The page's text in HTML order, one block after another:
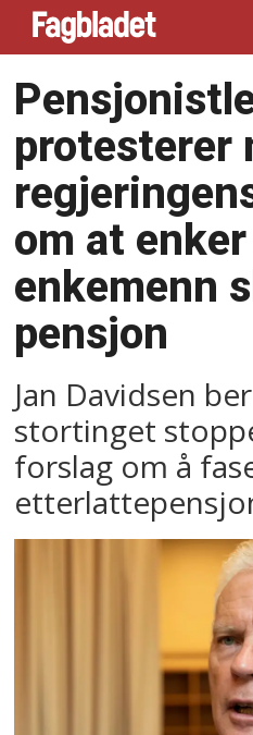
protesterer
om at
enkemenn
pensjon
Jan Davidsen
stortinget
forslag om å